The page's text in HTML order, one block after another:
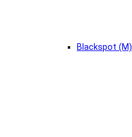
Blackspot (М)